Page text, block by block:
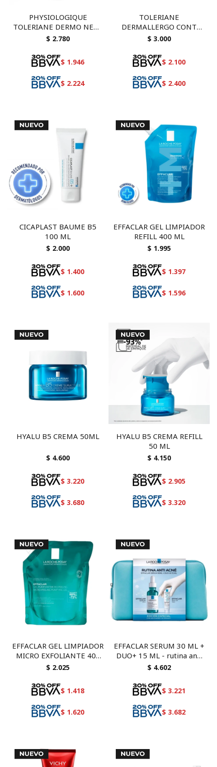
PHYSIOLOGIQUE
TOLERIANE DERMO NETT
200 M
$ 2.780
$ 1.946
$ 2.224
TOLERIANE
DERMALLERGO CONT
OJOS 20 ML
$ 3.000
$ 2.100
$ 2.400
CICAPLAST BAUME B5
100 ML
$ 2.000
$ 1.400
$ 1.600
EFFACLAR GEL LIMPIADOR
REFILL 400 ML
$ 1.995
$ 1.397
$ 1.596
HYALU B5 CREMA 50ML
$ 4.600
$ 3.220
$ 3.680
HYALU B5 CREMA REFILL
50 ML
$ 4.150
$ 2.905
$ 3.320
EFFACLAR GEL LIMPIADOR
MICRO EXFOLIANTE 400
ML
$ 2.025
$ 1.418
$ 1.620
EFFACLAR SERUM 30 ML +
DUO+ 15 ML - rutina anti
acné con necessaire de
$ 4.602
$ 3.221
$ 3.682